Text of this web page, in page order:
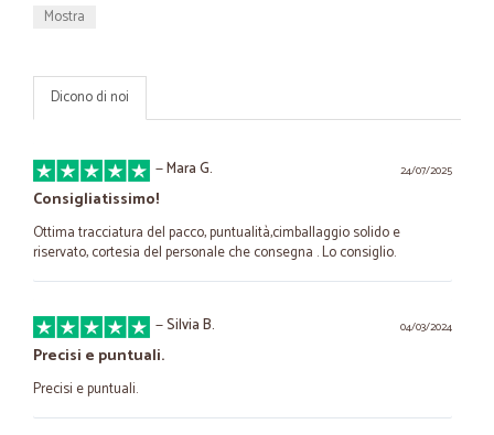
Mostra
Dicono di noi
24/07/2025
—Mara G.
Consigliatissimo!
Ottima tracciatura del pacco, puntualità,cimballaggio solido e
riservato, cortesia del personale che consegna . Lo consiglio.
04/03/2024
—Silvia B.
Precisi e puntuali.
Precisi e puntuali.